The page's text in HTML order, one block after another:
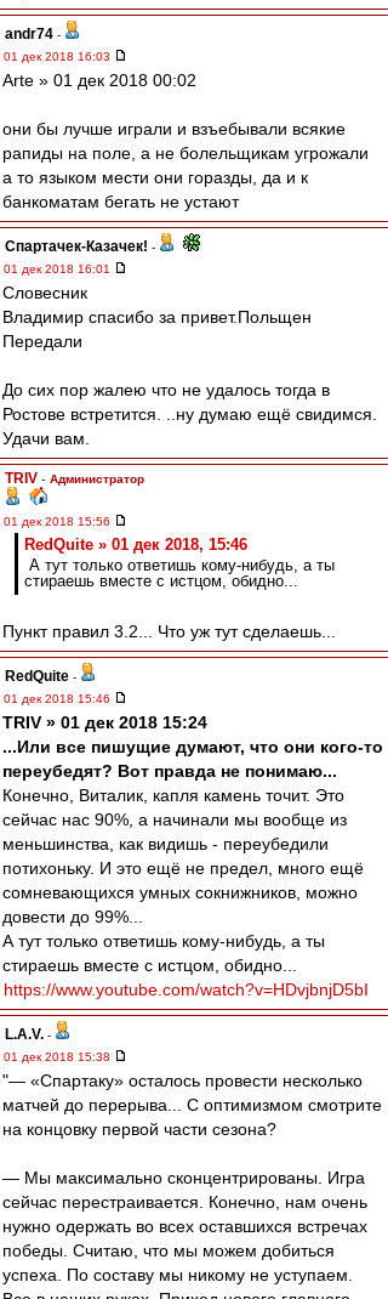
andr74 -
01 дек 2018 16:03
Arte » 01 дек 2018 00:02
они бы лучше играли и взъебывали всякие
рапиды на поле, а не болельщикам угрожали
а то языком мести они горазды, да и к
банкоматам бегать не устают
Спартачек-Казачек! -
01 дек 2018 16:01
Словесник
Владимир спасибо за привет.Польщен
Передали
До сих пор жалею что не удалось тогда в
Ростове встретится. ..ну думаю ещё свидимся.
Удачи вам.
TRIV - Администратор
01 дек 2018 15:56
RedQuite » 01 дек 2018, 15:46
А тут только ответишь кому-нибудь, а ты
стираешь вместе с истцом, обидно...
Пункт правил 3.2... Что уж тут сделаешь...
RedQuite -
01 дек 2018 15:46
TRIV » 01 дек 2018 15:24
...Или все пишущие думают, что они кого-то
переубедят? Вот правда не понимаю...
Конечно, Виталик, капля камень точит. Это
сейчас нас 90%, а начинали мы вообще из
меньшинства, как видишь - переубедили
потихоньку. И это ещё не предел, много ещё
сомневающихся умных сокнижников, можно
довести до 99%...
А тут только ответишь кому-нибудь, а ты
стираешь вместе с истцом, обидно...
https://www.youtube.com/watch?v=HDvjbnjD5bI
L.А.V. -
01 дек 2018 15:38
"— «Спартаку» осталось провести несколько
матчей до перерыва... С оптимизмом смотрите
на концовку первой части сезона?
— Мы максимально сконцентрированы. Игра
сейчас перестраивается. Конечно, нам очень
нужно одержать во всех оставшихся встречах
победы. Считаю, что мы можем добиться
успеха. По составу мы никому не уступаем.